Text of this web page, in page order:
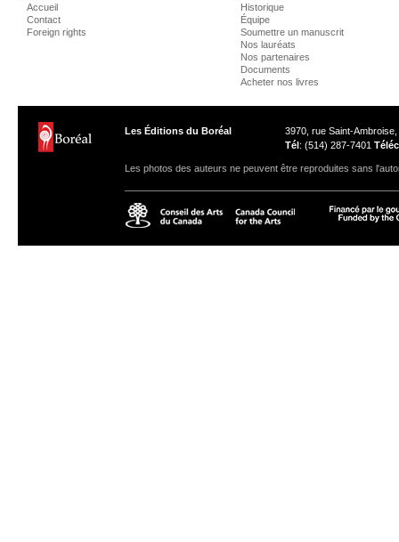
Accueil
Contact
Foreign rights
Historique
Équipe
Soumettre un manuscrit
Nos lauréats
Nos partenaires
Documents
Acheter nos livres
Les Éditions du Boréal
3970, rue Saint-
Tél: (514) 287-7401 Téléc
Les photos des auteurs ne peuvent être reproduites sans